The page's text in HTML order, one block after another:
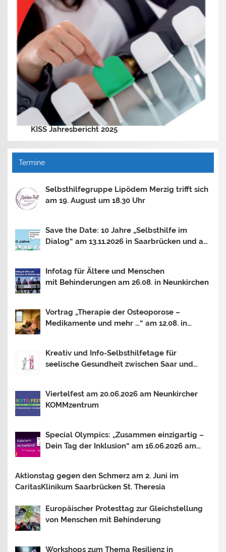
KISS Jahresbericht 2025
Termine
Selbsthilfegruppe Lipödem Merzig trifft sich
am 19. August um 18.30 Uhr
Save the Date: 10 Jahre „Selbsthilfe im
Dialog“ am 13.11.2026 in Saarbrücken und am
Infotag für Ältere und Menschen
mit Behinderungen am 26.08. in Neunkirchen
Vortrag „Therapie der Osteoporose –
Medikamente und mehr …“ am 12.08. in
Kreativ und Info-Selbsthilfetage für
seelische Gesundheit zwischen Saar und
INSIDER?
Viertelfest am 20.06.2026 am Neunkircher
KOMMzentrum
Special Olympics: „Zusammen einzigartig –
Dein Tag der Inklusion“ am 16.06.2026 am
Aktionstag gegen den Schmerz am 2. Juni im
CaritasKlinikum Saarbrücken St. Theresia
Europäischer Protesttag zur Gleichstellung
von Menschen mit Behinderung
Workshops zum Thema Resilienz in